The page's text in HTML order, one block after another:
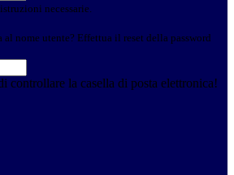
necessarie.
al nome utente? Effettua il reset della password
controllare la casella di posta elettronica!